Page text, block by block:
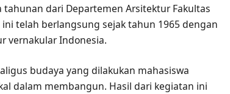
dari Departemen Arsitektur Fakultas
telah berlangsung sejak tahun 1965 dengan
vernakular Indonesia.
budaya yang dilakukan mahasiswa
dalam membangun. Hasil dari kegiatan ini